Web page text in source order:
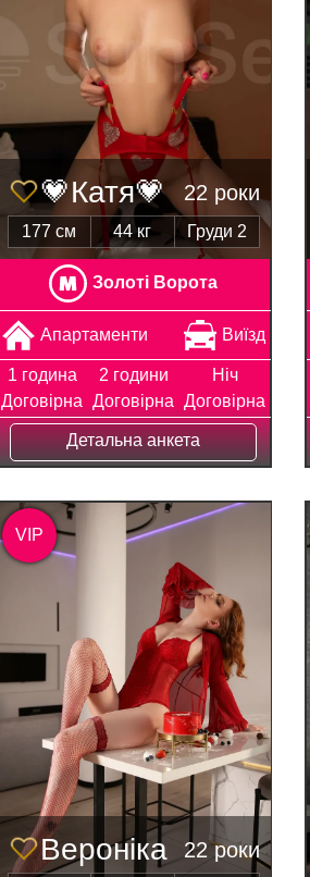
💗Катя💗 22 роки
177 см 44 кг Груди 2
Золоті Ворота
Апартаменти Виїзд
1 година
Договірна
2 години
Договірна
Ніч
Договірна
Детальна анкета
Вероніка 22 роки
VIP